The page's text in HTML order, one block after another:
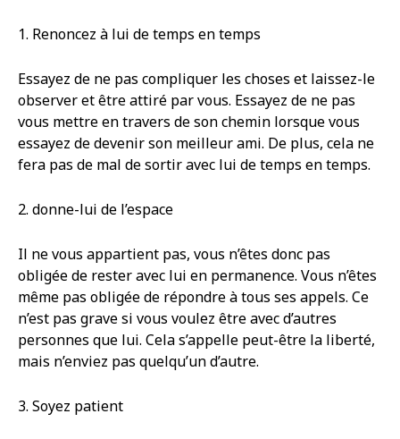
1. Renoncez à lui de temps en temps
Essayez de ne pas compliquer les choses et laissez-le
observer et être attiré par vous. Essayez de ne pas
vous mettre en travers de son chemin lorsque vous
essayez de devenir son meilleur ami. De plus, cela ne
fera pas de mal de sortir avec lui de temps en temps.
2. donne-lui de l’espace
Il ne vous appartient pas, vous n’êtes donc pas
obligée de rester avec lui en permanence. Vous n’êtes
même pas obligée de répondre à tous ses appels. Ce
n’est pas grave si vous voulez être avec d’autres
personnes que lui. Cela s’appelle peut-être la liberté,
mais n’enviez pas quelqu’un d’autre.
3. Soyez patient